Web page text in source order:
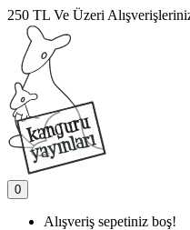
250 TL Ve Üzeri
0
Alışveriş sepetiniz boş!